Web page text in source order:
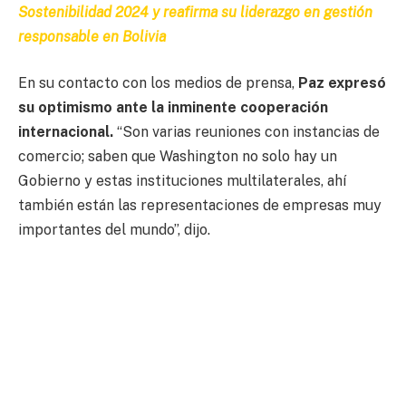
Sostenibilidad 2024 y reafirma su liderazgo en gestión
responsable en Bolivia
En su contacto con los medios de prensa, Paz expresó
su optimismo ante la inminente cooperación
internacional. “Son varias reuniones con instancias de
comercio; saben que Washington no solo hay un
Gobierno y estas instituciones multilaterales, ahí
también están las representaciones de empresas muy
importantes del mundo”, dijo.